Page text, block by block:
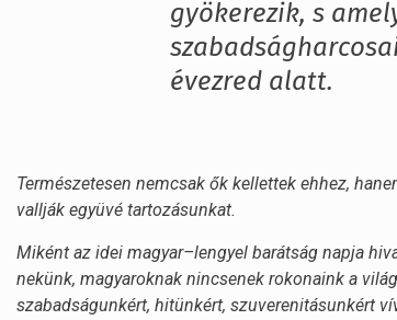
gyökerezik, s
évezred alatt.
Természetesen nemcsak ők kellettek ehhez,
vallják együvé tartozásunkat.
Miként az idei magyar–lengyel barátság napja
nekünk, magyaroknak nincsenek rokonaink a
szabadságunkért, hitünkért, szuverenitásunkért